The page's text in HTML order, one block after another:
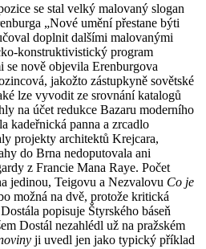
se stal velký malovaný slogan
„Nové umění přestane býti
doplnit dalšími malovanými
konstruktivistický program
nově objevila Erenburgova
jakožto zástupkyně sovětské
lze vyvodit ze srovnání katalogů
na účet redukce Bazaru moderního
kadeřnická panna a zrcadlo
projekty architektů Krejcara,
do Brna nedoputovala ani
z Francie Mana Raye. Počet
jedinou, Teigovu a Nezvalovu Co je
možná na dvě, protože kritická
popisuje Štyrského báseň
Dostál nezahlédl už na pražském
ji uvedl jen jako typický příklad